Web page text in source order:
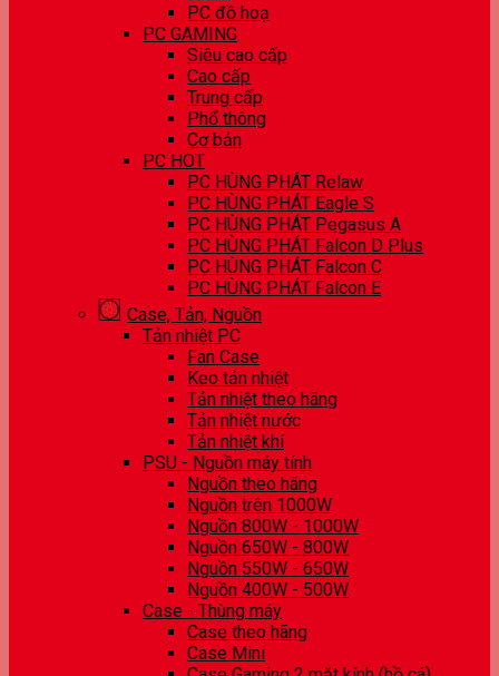
PC đồ hoạ
PC GAMING
Siêu cao cấp
Cao cấp
Trung cấp
Phổ thông
Cơ bản
PC HOT
PC HÙNG PHÁT Relaw
PC HÙNG PHÁT Eagle S
PC HÙNG PHÁT Pegasus A
PC HÙNG PHÁT Falcon D Plus
PC HÙNG PHÁT Falcon C
PC HÙNG PHÁT Falcon E
Case, Tản, Nguồn
Tản nhiệt PC
Fan Case
Keo tản nhiệt
Tản nhiệt theo hãng
Tản nhiệt nước
Tản nhiệt khí
PSU - Nguồn máy tính
Nguồn theo hãng
Nguồn trên 1000W
Nguồn 800W - 1000W
Nguồn 650W - 800W
Nguồn 550W - 650W
Nguồn 400W - 500W
Case - Thùng máy
Case theo hãng
Case Mini